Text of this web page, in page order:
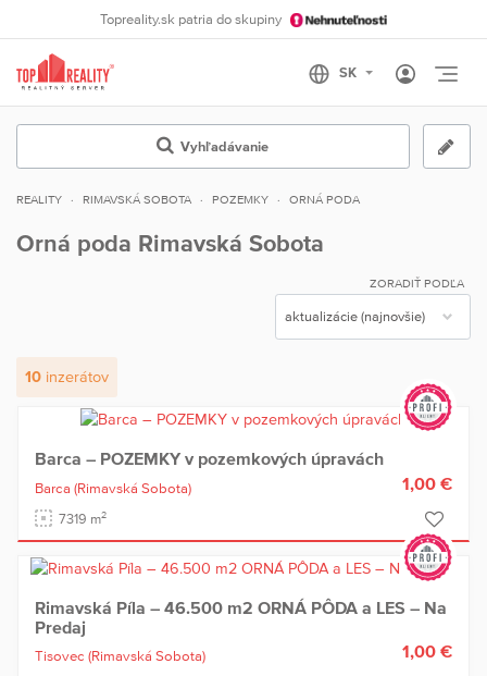
Topreality.sk patria do skupiny
Vyhľadávanie
REALITY RIMAVSKÁ SOBOTA POZEMKY ORNÁ PODA
Orná poda Rimavská Sobota
ZORADIŤ PODĽA
10 inzerátov
Barca – POZEMKY v pozemkových úpravách
Barca (Rimavská Sobota)
7319 m2
1,00 €
Rimavská Píla – 46.500 m2 ORNÁ PÔDA a LES – Na
Predaj
Tisovec (Rimavská Sobota)
1,00 €